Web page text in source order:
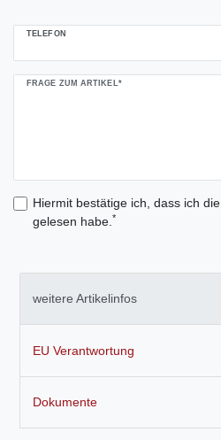
TELEFON
FRAGE ZUM ARTIKEL*
Hiermit bestätige ich, dass ich die
gelesen habe. *
weitere Artikelinfos
EU Verantwortung
Dokumente